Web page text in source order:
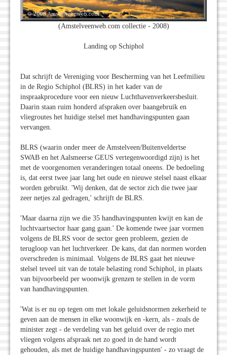
(Amstelveenweb.com collectie - 2008)
Landing op Schiphol
Dat schrijft de Vereniging voor Bescherming van het Leefmilieu
in de Regio Schiphol (BLRS) in het kader van de
inspraakprocedure voor een nieuw Luchthavenverkeersbesluit.
Daarin staan ruim honderd afspraken over baangebruik en
vliegroutes het huidige stelsel met handhavingspunten gaan
vervangen.
BLRS (waarin onder meer de Amstelveen/Buitenveldertse
SWAB en het Aalsmeerse GEUS vertegenwoordigd zijn) is het
met de voorgenomen veranderingen totaal oneens. De bedoeling
is, dat eerst twee jaar lang het oude en nieuwe stelsel naast elkaar
worden gebruikt. 'Wij denken, dat de sector zich die twee jaar
zeer netjes zal gedragen,' schrijft de BLRS.
'Maar daarna zijn we die 35 handhavingspunten kwijt en kan de
luchtvaartsector haar gang gaan.' De komende twee jaar vormen
volgens de BLRS voor de sector geen probleem, gezien de
terugloop van het luchtverkeer. De kans, dat dan normen worden
overschreden is minimaal. Volgens de BLRS gaat het nieuwe
stelsel teveel uit van de totale belasting rond Schiphol, in plaats
van bijvoorbeeld per woonwijk grenzen te stellen in de vorm
van handhavingspunten.
'Wat is er nu op tegen om met lokale geluidsnormen zekerheid te
geven aan de mensen in elke woonwijk en -kern, als - zoals de
minister zegt - de verdeling van het geluid over de regio met
vliegen volgens afspraak net zo goed in de hand wordt
gehouden, als met de huidige handhavingspunten' - zo vraagt de